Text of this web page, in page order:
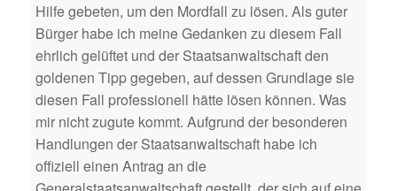
Hilfe gebeten, um den Mordfall zu lösen. Als guter
Bürger habe ich meine Gedanken zu diesem Fall
ehrlich gelüftet und der Staatsanwaltschaft den
goldenen Tipp gegeben, auf dessen Grundlage sie
diesen Fall professionell hätte lösen können. Was
mir nicht zugute kommt. Aufgrund der besonderen
Handlungen der Staatsanwaltschaft habe ich
offiziell einen Antrag an die